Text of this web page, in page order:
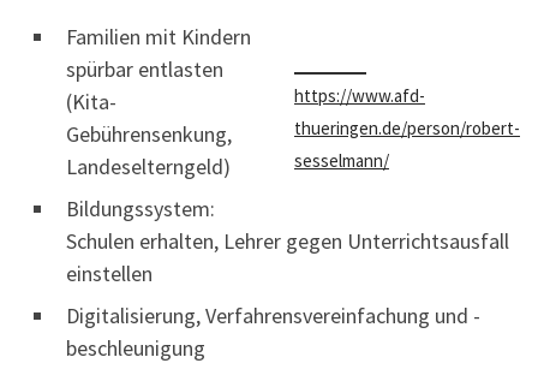
https://www.afd-
thueringen.de/person/robert-
sesselmann/
Familien mit Kindern
spürbar entlasten
(Kita-
Gebührensenkung,
Landeselterngeld)
Bildungssystem:
Schulen erhalten, Lehrer gegen Unterrichtsausfall
einstellen
Digitalisierung, Verfahrensvereinfachung und -
beschleunigung